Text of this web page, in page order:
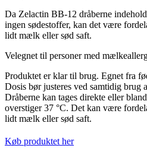
Da Zelactin BB-12 dråberne
ingen sødestoffer, kan det være
lidt mælk eller sød saft.
Velegnet til personer med
Produktet er klar til brug. Egnet fra
Dosis bør justeres ved samtidig brug
Dråberne kan tages direkte eller
overstiger 37 °C. Det kan være
lidt mælk eller sød saft.
Køb produktet her